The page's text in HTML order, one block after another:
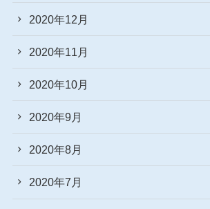
2020年12月
2020年11月
2020年10月
2020年9月
2020年8月
2020年7月